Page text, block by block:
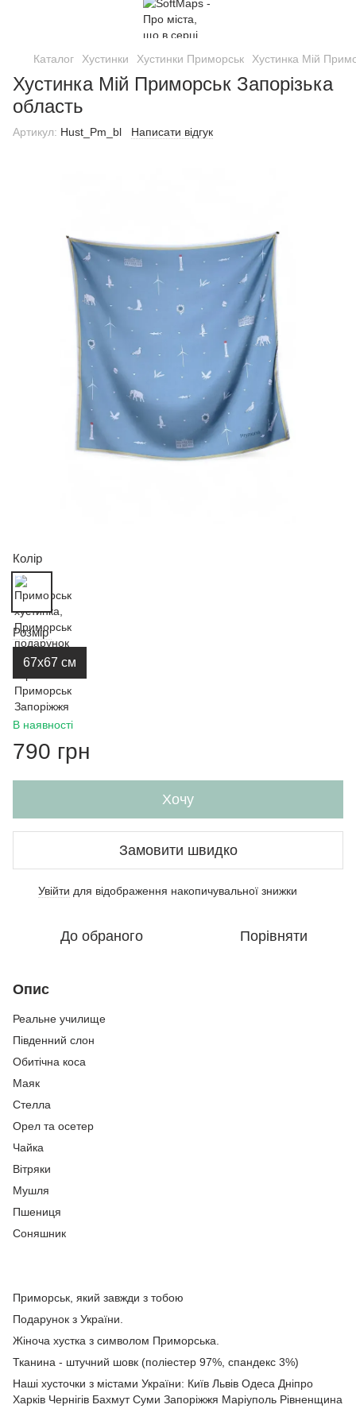
Каталог Хустинки Хустинки Приморськ Хустинка Мій
Хустинка Мій Приморськ Запорізька
область
Артикул: Hust_Pm_bl Написати відгук
Колір
Розмір
67х67 см
В наявності
790 грн
Хочу
Замовити швидко
Увійти для відображення накопичувальної знижки
До обраного Порівняти
Опис
Реальне училище
Південний слон
Обитічна коса
Маяк
Стелла
Орел та осетер
Чайка
Вітряки
Мушля
Пшениця
Соняшник
Приморськ, який завжди з тобою
Подарунок з України.
Жіноча хустка з символом Приморська.
Тканина - штучний шовк (поліестер 97%, спандекс 3%)
Наші хусточки з містами України: Київ Львів Одеса Дніпро
Харків Чернігів Бахмут Суми Запоріжжя Маріуполь Рівненщина